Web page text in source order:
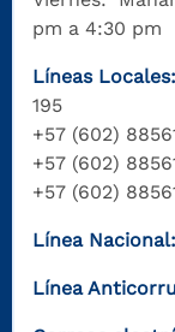
pm a 4:30 pm
Líneas Locales:
195
+57 (602)
+57 (602)
+57 (602)
Línea Nacional:
Línea